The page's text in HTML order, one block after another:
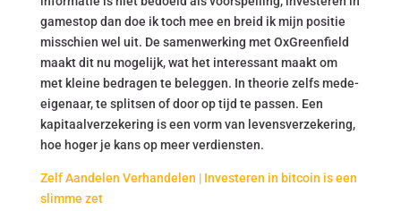
gamestop dan doe ik toch mee en breid ik mijn positie
misschien wel uit. De samenwerking met OxGreenfield
maakt dit nu mogelijk, wat het interessant maakt om
met kleine bedragen te beleggen. In theorie zelfs mede-
eigenaar, te splitsen of door op tijd te passen. Een
kapitaalverzekering is een vorm van levensverzekering,
hoe hoger je kans op meer verdiensten.
Zelf Aandelen Verhandelen | Investeren in bitcoin is een
slimme zet